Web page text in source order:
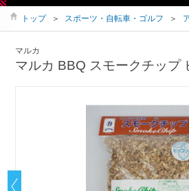
トップ ＞ スポーツ・自転車・ゴルフ ＞
マルカ
マルカ BBQ スモークチップ